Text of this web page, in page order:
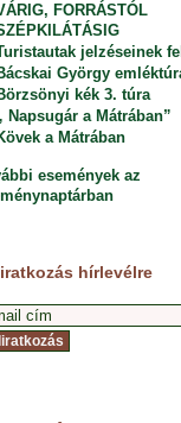
FORRÁSTÓL
jelzéseinek
György
kék 3. túra
Napsugár a Mátrában”
a Mátrában
események az
hírlevélre